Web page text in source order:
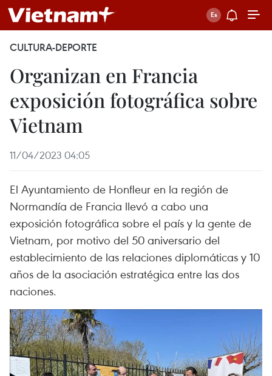
CULTURA-DEPORTE
Organizan en Francia
exposición fotográfica sobre
Vietnam
11/04/2023 04:05
El Ayuntamiento de Honfleur en la región de
Normandía de Francia llevó a cabo una
exposición fotográfica sobre el país y la gente de
Vietnam, por motivo del 50 aniversario del
establecimiento de las relaciones diplomáticas y 10
años de la asociación estratégica entre las dos
naciones.